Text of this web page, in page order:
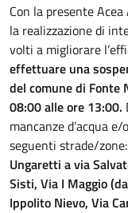
Con la presente
la realizzazione di
volti a migliorare
effettuare una
del comune di
08:00 alle ore 13:00.
mancanze d’acqua
seguenti strade/zone:
Ungaretti a via
Sisti, Via I Maggio
Ippolito Nievo, Via